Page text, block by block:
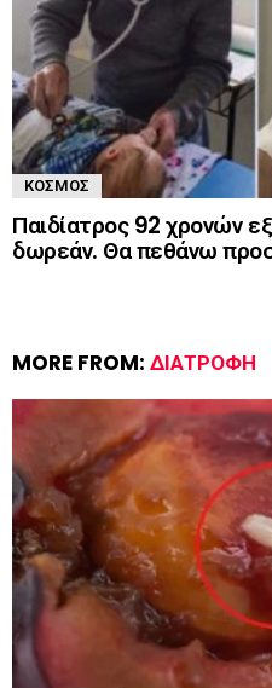
ΚΌΣΜΟΣ
Παιδίατρος 92 χρονών
δωρεάν. Θα πεθάνω
MORE FROM: ΔΙΑΤΡΟΦΉ